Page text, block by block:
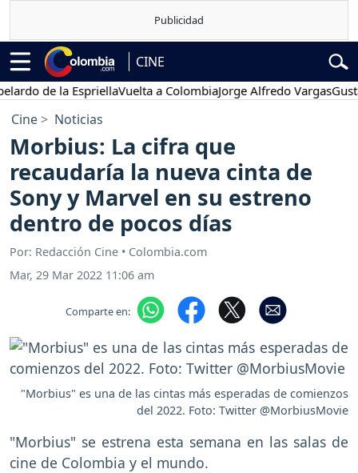
CINE
de la EspriellaVuelta a ColombiaJorge Alfredo VargasGustavo
Cine Noticias
Morbius: La cifra que
recaudaría la nueva cinta de
Sony y Marvel en su estreno
dentro de pocos días
Por: Redacción Cine • Colombia.com
Mar, 29 Mar 2022 11:06 am
Comparte en:
"Morbius" es una de las cintas más esperadas de comienzos
del 2022. Foto: Twitter @MorbiusMovie
"Morbius" se estrena esta semana en las salas de
cine de Colombia y el mundo.